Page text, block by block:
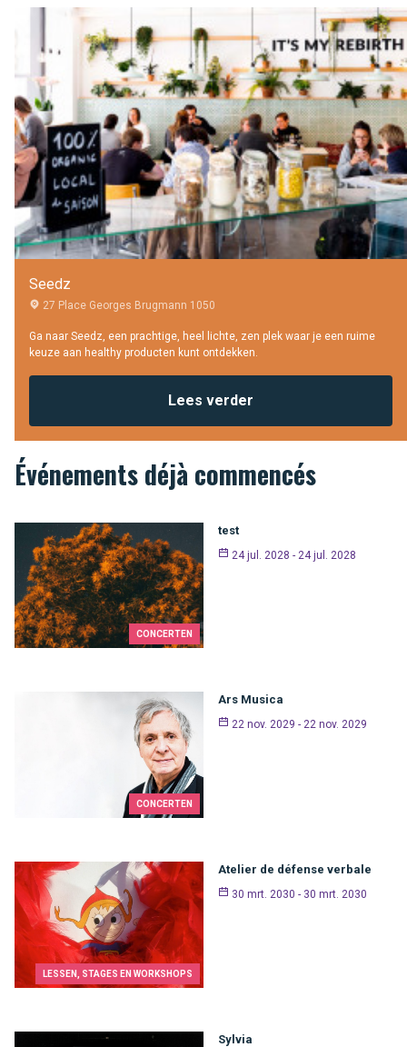
Seedz
27 Place Georges Brugmann 1050
Ga naar Seedz, een prachtige, heel lichte, zen plek waar je een ruime
keuze aan healthy producten kunt ontdekken.
Lees verder
Événements déjà commencés
CONCERTEN
test
24 jul. 2028 - 24 jul. 2028
CONCERTEN
Ars Musica
22 nov. 2029 - 22 nov. 2029
LESSEN, STAGES EN WORKSHOPS
Atelier de défense verbale
30 mrt. 2030 - 30 mrt. 2030
Sylvia